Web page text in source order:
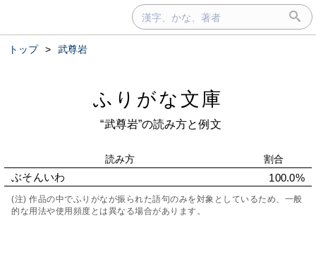
トップ > 武尊岩
ふりがな文庫
“武尊岩”の読み方と例文
読み方 割合
ぶそんいわ 100.0%
(注) 作品の中でふりがなが振られた語句のみを対象としているため、一般
的な用法や使用頻度とは異なる場合があります。